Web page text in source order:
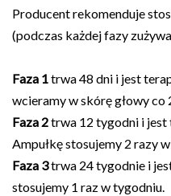
Producent rekomenduje
(podczas każdej fazy
Faza 1trwa 48 dni i jest
wcieramy w skórę głowy co
Faza 2trwa 12 tygodni i
Ampułkę stosujemy 2 razy
Faza 3trwa 24 tygodnie i
stosujemy 1 raz w tygodniu.